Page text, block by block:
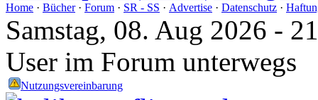
Home · Bücher· Forum · SR - SS · Advertise · Datenschutz ·
Samstag, 08. Aug 2026 -
User im Forum unterwegs
Nutzungsvereinbarung